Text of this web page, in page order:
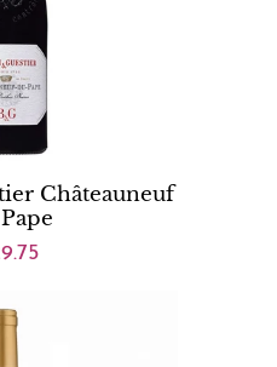
Châteauneuf